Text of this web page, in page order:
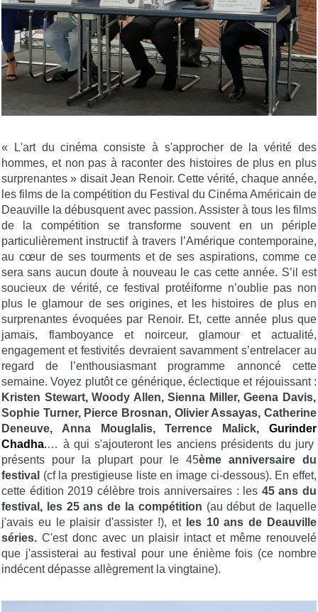
« L'art du cinéma consiste à s'approcher de la vérité des
hommes, et non pas à raconter des histoires de plus en plus
surprenantes » disait Jean Renoir. Cette vérité, chaque année,
les films de la compétition du Festival du Cinéma Américain de
Deauville la débusquent avec passion. Assister à tous les films
de la compétition se transforme souvent en un périple
particulièrement instructif à travers l’Amérique contemporaine,
au cœur de ses tourments et de ses aspirations, comme ce
sera sans aucun doute à nouveau le cas cette année. S’il est
soucieux de vérité, ce festival protéiforme n’oublie pas non
plus le glamour de ses origines, et les histoires de plus en
surprenantes évoquées par Renoir. Et, cette année plus que
jamais, flamboyance et noirceur, glamour et actualité,
engagement et festivités devraient savamment s’entrelacer au
regard de l’enthousiasmant programme annoncé cette
semaine. Voyez plutôt ce générique, éclectique et réjouissant :
Kristen Stewart, Woody Allen, Sienna Miller, Geena Davis,
Sophie Turner, Pierce Brosnan, Olivier Assayas, Catherine
Deneuve, Anna Mouglalis, Terrence Malick, Gurinder
Chadha.… à qui s'ajouteront les anciens présidents du jury
présents pour la plupart pour le 45ème anniversaire du
festival (cf la prestigieuse liste en image ci-dessous). En effet,
cette édition 2019 célèbre trois anniversaires : les 45 ans du
festival, les 25 ans de la compétition (au début de laquelle
j'avais eu le plaisir d'assister !), et les 10 ans de Deauville
séries. C'est donc avec un plaisir intact et même renouvelé
que j'assisterai au festival pour une énième fois (ce nombre
indécent dépasse allègrement la vingtaine).